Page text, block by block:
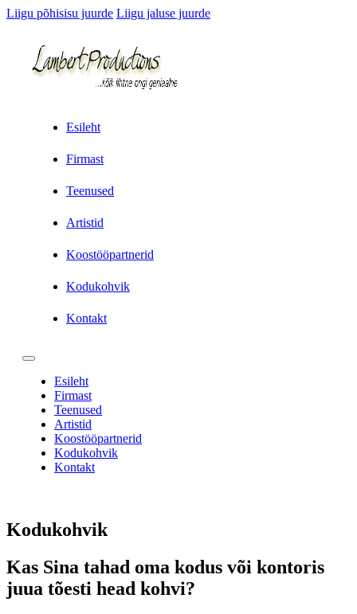
Liigu põhisisu juurde Liigu jaluse juurde
Esileht
Firmast
Teenused
Artistid
Koostööpartnerid
Kodukohvik
Kontakt
Esileht
Firmast
Teenused
Artistid
Koostööpartnerid
Kodukohvik
Kontakt
Kodukohvik
Kas Sina tahad oma kodus või kontoris
juua tõesti head kohvi?